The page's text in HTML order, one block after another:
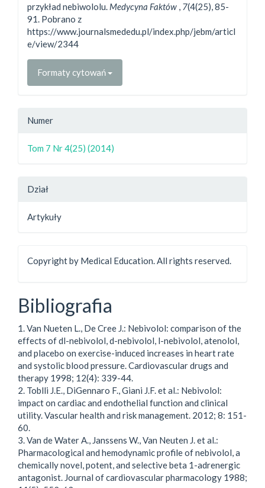
przykład nebiwololu. Medycyna Faktów , 7(4(25), 85-
91. Pobrano z
https://www.journalsmededu.pl/index.php/jebm/articl
e/view/2344
Formaty cytowań
Numer
Tom 7 Nr 4(25) (2014)
Dział
Artykuły
Copyright by Medical Education. All rights reserved.
Bibliografia
1. Van Nueten L., De Cree J.: Nebivolol: comparison of the
effects of dl-nebivolol, d-nebivolol, l-nebivolol, atenolol,
and placebo on exercise-induced increases in heart rate
and systolic blood pressure. Cardiovascular drugs and
therapy 1998; 12(4): 339-44.
2. Toblli J.E., DiGennaro F., Giani J.F. et al.: Nebivolol:
impact on cardiac and endothelial function and clinical
utility. Vascular health and risk management. 2012; 8: 151-
60.
3. Van de Water A., Janssens W., Van Neuten J. et al.:
Pharmacological and hemodynamic profile of nebivolol, a
chemically novel, potent, and selective beta 1-adrenergic
antagonist. Journal of cardiovascular pharmacology 1988;